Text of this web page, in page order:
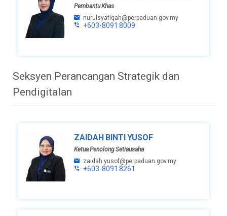
zamzuri@perpaduan.gov.my
+603-
8091 8011
Pembantu Khas
nurulsyafiqah@perpaduan.gov.my
+603-8091 8009
Seksyen Perancangan Strategik dan
Pendigitalan
ZAIDAH BINTI YUSOF
Ketua Penolong Setiausaha
zaidah.yusof@perpaduan.gov.my
+603-8091 8261